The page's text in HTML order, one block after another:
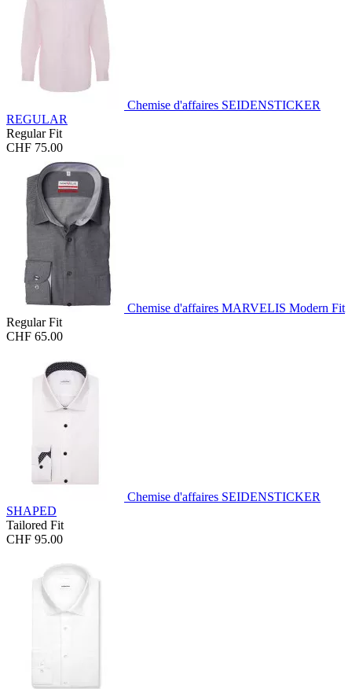
Chemise d'affaires SEIDENSTICKER
REGULAR
Regular Fit
CHF 75.00
Chemise d'affaires MARVELIS Modern Fit
Regular Fit
CHF 65.00
Chemise d'affaires SEIDENSTICKER
SHAPED
Tailored Fit
CHF 95.00